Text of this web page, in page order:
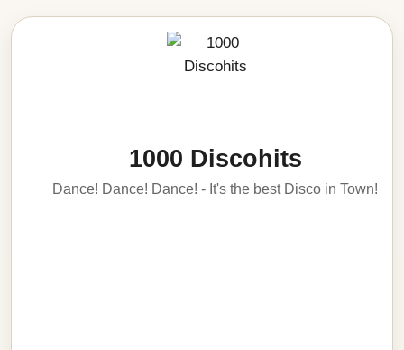
1000 Discohits
Dance! Dance! Dance! - It's the best Disco in Town!